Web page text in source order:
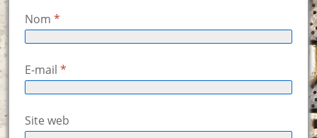
Nom *
E-mail *
Site web